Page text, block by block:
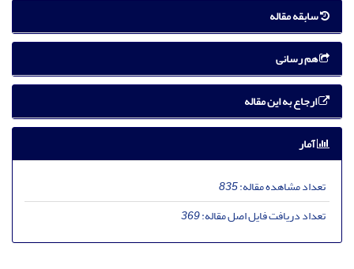
سابقه مقاله
هم رسانی
ارجاع به این مقاله
آمار
تعداد مشاهده مقاله:835
تعداد دریافت فایل اصل مقاله:369